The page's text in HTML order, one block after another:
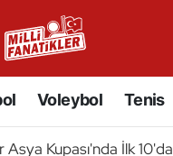
Voleybol Tenis
Asya Kupası'nda İlk 10'da